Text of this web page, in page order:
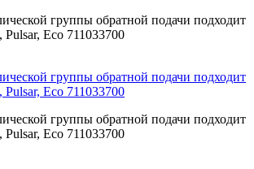
группы обратной подачи подходит
Eco 711033700
группы обратной подачи подходит
Eco 711033700
группы обратной подачи подходит
Eco 711033700